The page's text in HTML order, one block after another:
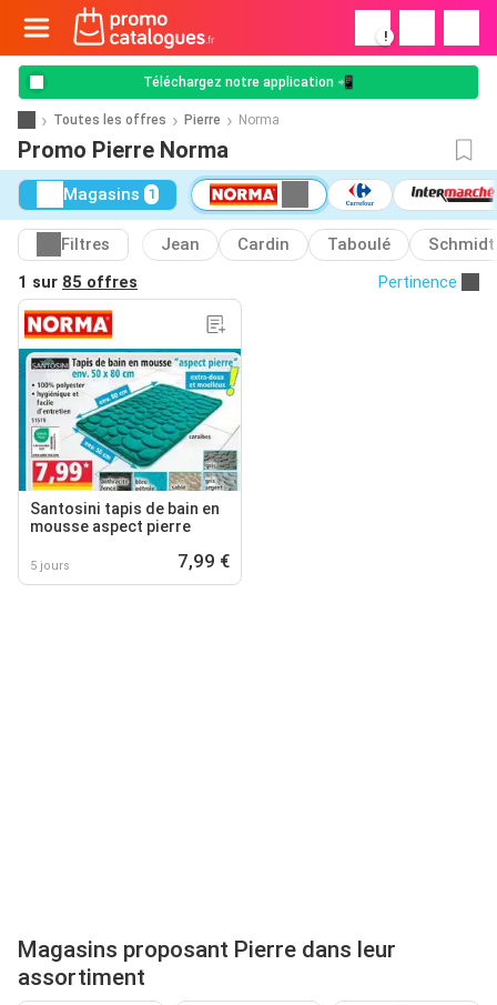
!
Téléchargez notre application 📲
Toutes les offres Pierre Norma
Promo Pierre Norma
Magasins 1
Filtres Jean Cardin Taboulé
Schmidt
1 sur 85 offres Pertinence
Santosini tapis de bain en
mousse aspect pierre
5 jours 7,99 €
Magasins proposant Pierre dans leur
assortiment